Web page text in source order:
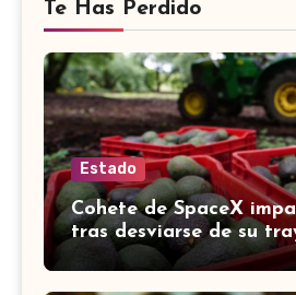
Te Has Perdido
Estado
Cohete de SpaceX
tras desviarse de su
científicos confirman el